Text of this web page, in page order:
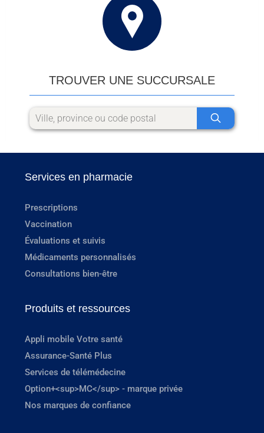
TROUVER UNE SUCCURSALE
Services en pharmacie
Prescriptions
Vaccination
Évaluations et suivis
Médicaments personnalisés
Consultations bien-être
Produits et ressources
Appli mobile Votre santé
Assurance-Santé Plus
Services de télémédecine
Option+<sup>MC</sup> - marque privée
Nos marques de confiance